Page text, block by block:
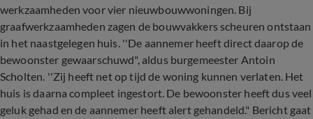
werkzaamheden voor vier nieuwbouwwoningen. Bij
graafwerkzaamheden zagen de bouwvakkers scheuren ontstaan
in het naastgelegen huis. ''De aannemer heeft direct daarop de
bewoonster gewaarschuwd", aldus burgemeester Antoin
Scholten. ''Zij heeft net op tijd de woning kunnen verlaten. Het
huis is daarna compleet ingestort. De bewoonster heeft dus veel
geluk gehad en de aannemer heeft alert gehandeld." Bericht gaat